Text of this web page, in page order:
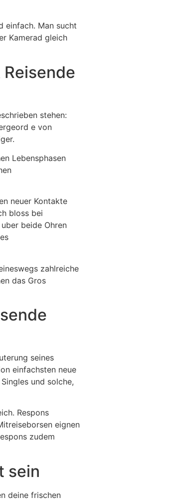
einfach. Man sucht
Kamerad gleich
stehen:
e von
Lebensphasen
neuer Kontakte
bloss bei
beide Ohren
zahlreiche
das Gros
seines
einfachsten neue
und solche,
Respons
eignen
zudem
sein
deine frischen